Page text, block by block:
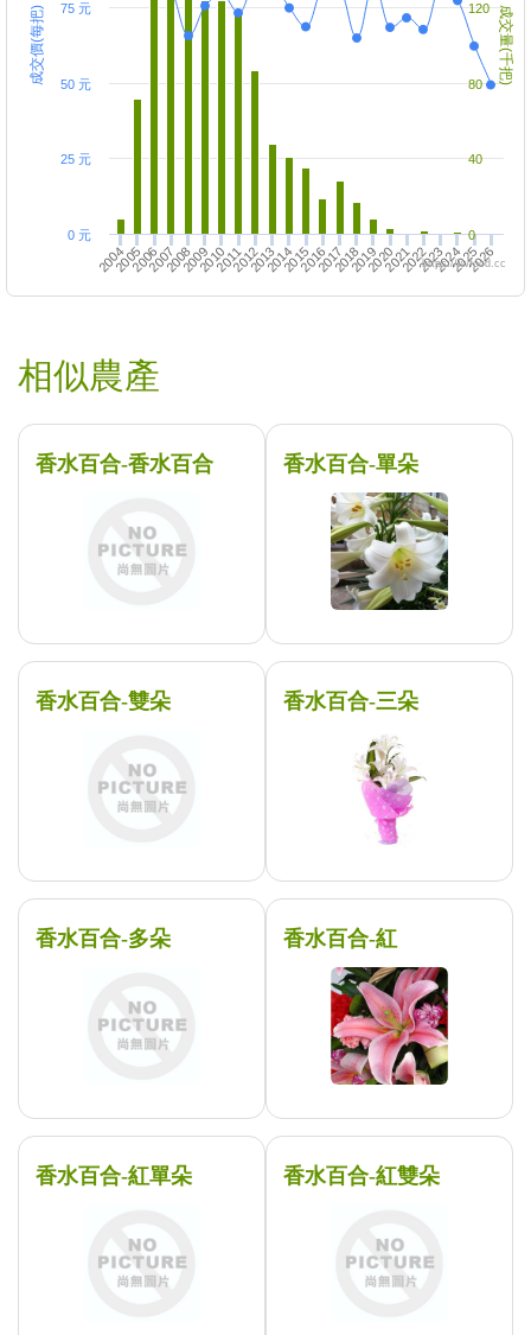
成交價(每把) 成交量(千把)
20042005200620072008200920102011201220132014201520162017201820192020202120222023202420252026
0 元
25 元
50 元
75 元
0
40
80
120
https://twfood.cc
相似農產
香水百合-香水百合 香水百合-單朵
香水百合-雙朵 香水百合-三朵
香水百合-多朵 香水百合-紅
香水百合-紅單朵 香水百合-紅雙朵